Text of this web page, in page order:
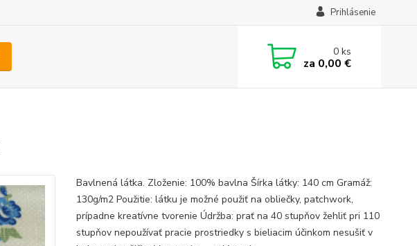
Prihlásenie
0ks
za 0,00 €
Bavlnená látka. Zloženie: 100% bavlna Šírka látky: 140 cm Gramáž:
130g/m2 Použitie: látku je možné použiť na obliečky, patchwork,
prípadne kreatívne tvorenie Údržba: prať na 40 stupňov žehliť pri 110
stupňov nepoužívať pracie prostriedky s bieliacim účinkom nesušiť v